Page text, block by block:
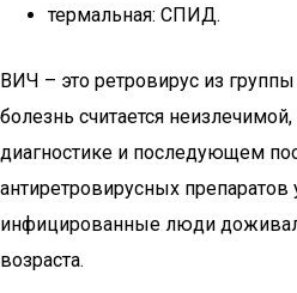
термальная: СПИД.
ВИЧ – это ретровирус из
болезнь считается
диагностике и последующем
антиретровирусных препаратов
инфицированные люди
возраста.